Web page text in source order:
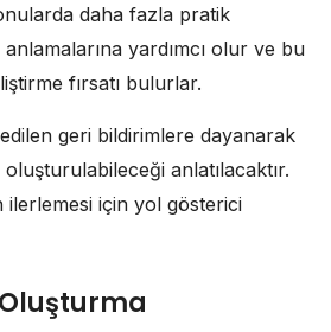
daha fazla pratik
yardımcı olur ve bu
fırsatı bulurlar.
geri bildirimlere dayanarak
oluşturulabileceği anlatılacaktır.
için yol gösterici